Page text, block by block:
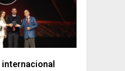
internacional